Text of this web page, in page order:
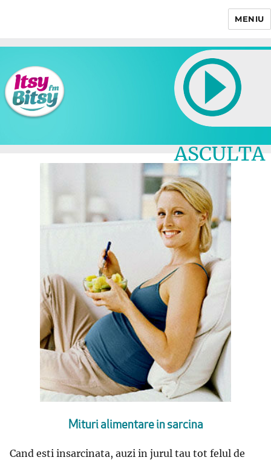
MENIU
ASCULTA
LIVE
Mituri alimentare in sarcina
Cand esti insarcinata, auzi in jurul tau tot felul de